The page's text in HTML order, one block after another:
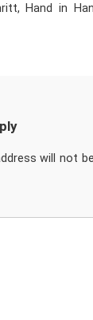
Hand in
will not